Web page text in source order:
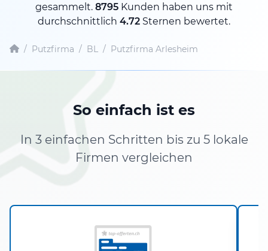
gesammelt. 8795 Kunden haben uns mit
durchschnittlich 4.72 Sternen bewertet.
/ Putzfirma / BL / Putzfirma Arlesheim
So einfach ist es
In 3 einfachen Schritten bis zu 5 lokale
Firmen vergleichen